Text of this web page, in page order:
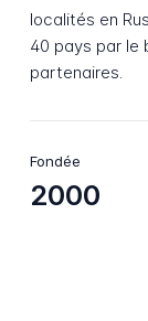
localités en
40 pays par le
partenaires.
Fondée
2000